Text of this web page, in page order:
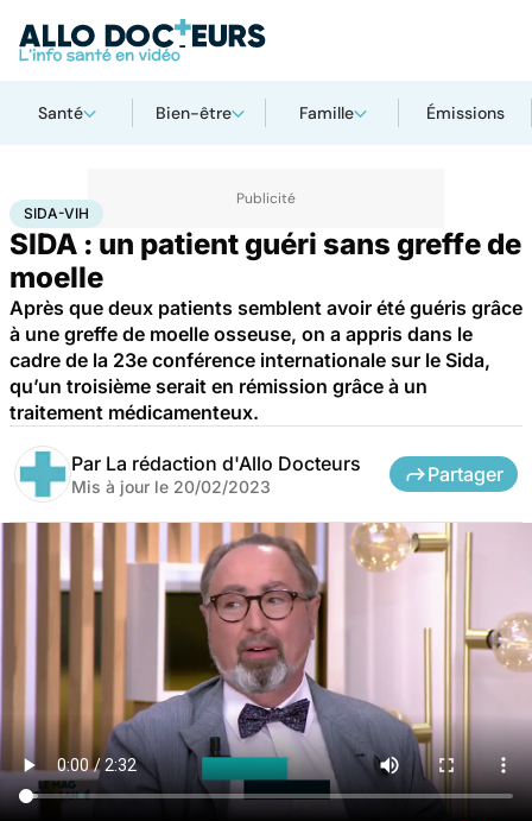
Santé Bien-être Famille Émissions
AccueilSanté
SIDA-VIH
SIDA : un patient guéri sans greffe de
moelle
Après que deux patients semblent avoir été guéris grâce
à une greffe de moelle osseuse, on a appris dans le
cadre de la 23e conférence internationale sur le Sida,
qu’un troisième serait en rémission grâce à un
traitement médicamenteux.
Par La rédaction d'Allo Docteurs
Mis à jour le 20/02/2023
Partager